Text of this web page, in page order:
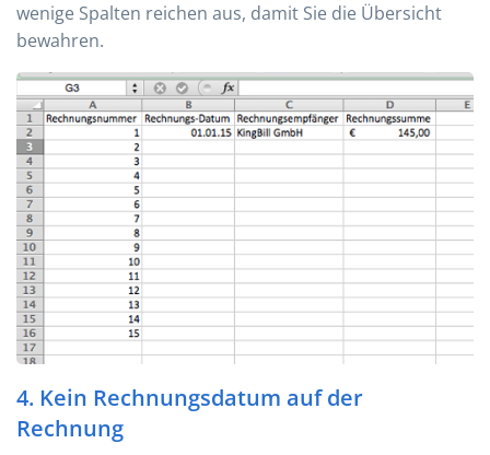
wenige Spalten reichen aus, damit Sie die Übersicht
bewahren.
4. Kein Rechnungsdatum auf der
Rechnung